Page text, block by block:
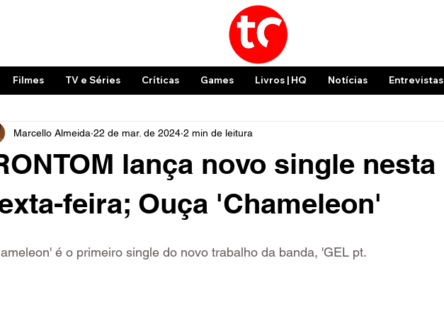
Filmes TV e Séries Críticas Games Livros | HQ Notícias Entrevistas
lança novo single nesta
feira; Ouça 'Chameleon'
Marcello Almeida 22 de mar. de 2024 2 min de leitura
é o primeiro single do novo trabalho da banda, 'GEL pt.